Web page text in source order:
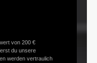
von 200 €
du unsere
werden vertraulich